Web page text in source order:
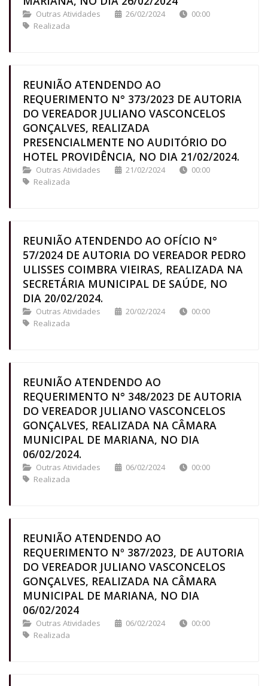
Outras Atividades 26/02/2024
00:00
Realizada
REUNIÃO ATENDENDO AO
REQUERIMENTO N° 373/2023 DE AUTORIA
DO VEREADOR JULIANO VASCONCELOS
GONÇALVES, REALIZADA
PRESENCIALMENTE NO AUDITÓRIO DO
HOTEL PROVIDÊNCIA, NO DIA 21/02/2024.
Outras Atividades 21/02/2024
00:00
Realizada
REUNIÃO ATENDENDO AO OFÍCIO N°
57/2024 DE AUTORIA DO VEREADOR PEDRO
ULISSES COIMBRA VIEIRAS, REALIZADA NA
SECRETÁRIA MUNICIPAL DE SAÚDE, NO
DIA 20/02/2024.
Outras Atividades 20/02/2024
00:00
Realizada
REUNIÃO ATENDENDO AO
REQUERIMENTO N° 348/2023 DE AUTORIA
DO VEREADOR JULIANO VASCONCELOS
GONÇALVES, REALIZADA NA CÂMARA
MUNICIPAL DE MARIANA, NO DIA
06/02/2024.
Outras Atividades 06/02/2024
00:00
Realizada
REUNIÃO ATENDENDO AO
REQUERIMENTO Nº 387/2023, DE AUTORIA
DO VEREADOR JULIANO VASCONCELOS
GONÇALVES, REALIZADA NA CÂMARA
MUNICIPAL DE MARIANA, NO DIA
06/02/2024
Outras Atividades 06/02/2024
00:00
Realizada